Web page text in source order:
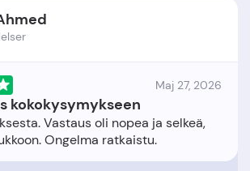
Maj 27, 2026
kokokysymykseen
Vastaus oli nopea ja selkeä,